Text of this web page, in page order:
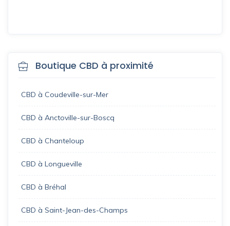
Boutique CBD à proximité
CBD à Coudeville-sur-Mer
CBD à Anctoville-sur-Boscq
CBD à Chanteloup
CBD à Longueville
CBD à Bréhal
CBD à Saint-Jean-des-Champs